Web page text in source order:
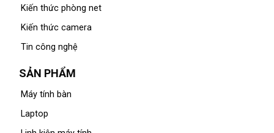
Kiến thức phòng net
Kiến thức camera
Tin công nghệ
SẢN PHẨM
Máy tính bàn
Laptop